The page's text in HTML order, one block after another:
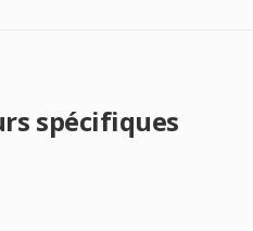
spécifiques